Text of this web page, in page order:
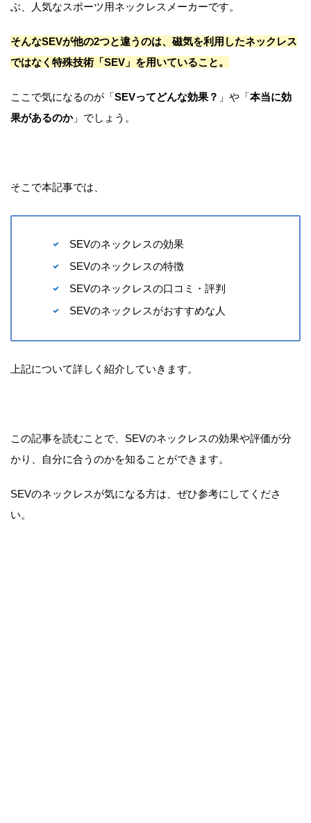
ぶ、人気なスポーツ用ネックレスメーカーです。
そんなSEVが他の2つと違うのは、磁気を利用したネックレス
ではなく特殊技術「SEV」を用いていること。
ここで気になるのが「SEVってどんな効果？ 」や「本当に効
果があるのか」でしょう。
そこで本記事では、
SEVのネックレスの効果
SEVのネックレスの特徴
SEVのネックレスの口コミ・評判
SEVのネックレスがおすすめな人
上記について詳しく紹介していきます。
この記事を読むことで、SEVのネックレスの効果や評価が分
かり、自分に合うのかを知ることができます。
SEVのネックレスが気になる方は、ぜひ参考にしてくださ
い。